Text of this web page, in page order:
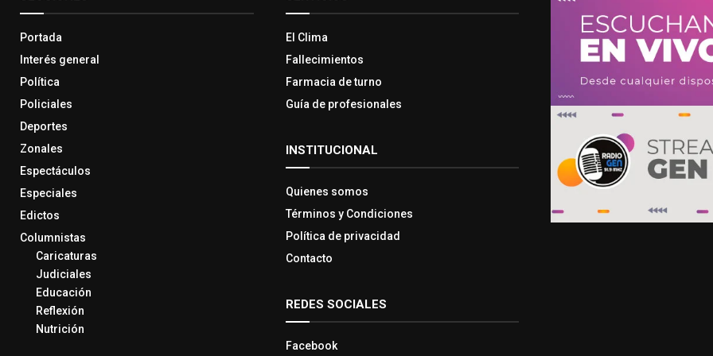
Portada
Interés general
Política
Policiales
Deportes
Zonales
Espectáculos
Especiales
Edictos
Columnistas
Caricaturas
Judiciales
Educación
Reflexión
Nutrición
El Clima
Fallecimientos
Farmacia de turno
Guía de profesionales
INSTITUCIONAL
Quienes somos
Términos y Condiciones
Política de privacidad
Contacto
REDES SOCIALES
Facebook